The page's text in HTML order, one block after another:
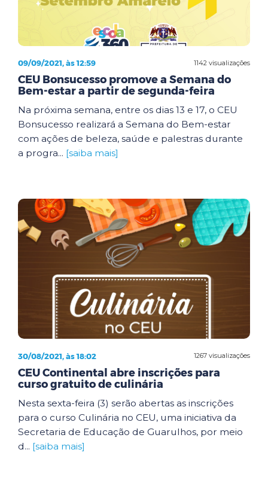
1142 visualizações
09/09/2021, às 12:59
CEU Bonsucesso promove a Semana do
Bem-estar a partir de segunda-feira
Na próxima semana, entre os dias 13 e 17, o CEU
Bonsucesso realizará a Semana do Bem-estar
com ações de beleza, saúde e palestras durante
a progra... [saiba mais]
1267 visualizações
30/08/2021, às 18:02
CEU Continental abre inscrições para
curso gratuito de culinária
Nesta sexta-feira (3) serão abertas as inscrições
para o curso Culinária no CEU, uma iniciativa da
Secretaria de Educação de Guarulhos, por meio
d... [saiba mais]